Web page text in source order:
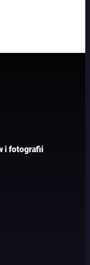
i fotografii